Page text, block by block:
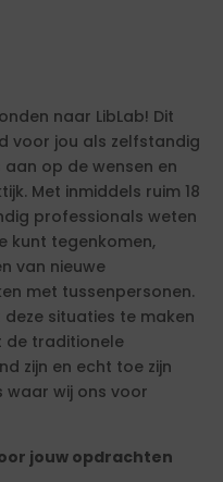
naar LibLab! Dit
voor jou als zelfstandig
op de wensen en
Met inmiddels ruim 18
professionals weten
kunt tegenkomen,
van nieuwe
met tussenpersonen.
situaties te maken
de traditionele
zijn en echt toe zijn
waar wij ons voor
jouw opdrachten